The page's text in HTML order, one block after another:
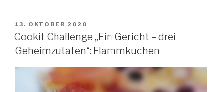
VERÖFFENTLICHT
AM
13. OKTOBER 2020
Cookit Challenge „Ein Gericht – drei
Geheimzutaten“: Flammkuchen